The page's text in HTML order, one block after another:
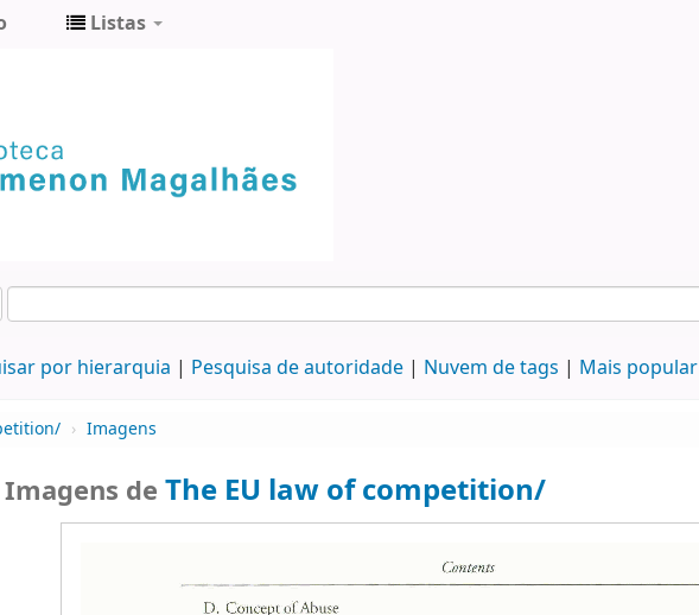
Listas
por hierarquia Pesquisa de autoridade Nuvem de tags Mais popular
› Imagens
Imagens deThe EU law of competition/